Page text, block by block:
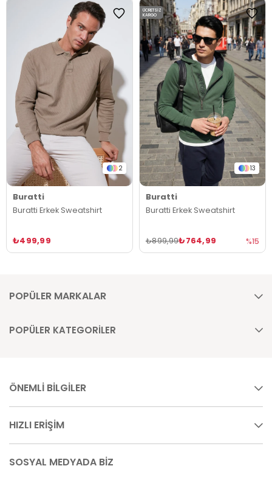
2
Buratti
Buratti Erkek Sweatshirt
₺499,99
13
Buratti
Buratti Erkek Sweatshirt
₺764,99
₺899,99 %15
ÜCRETSIZ
KARGO
POPÜLER MARKALAR
POPÜLER KATEGORİLER
ÖNEMLİ BİLGİLER
HIZLI ERİŞİM
SOSYAL MEDYADA BİZ